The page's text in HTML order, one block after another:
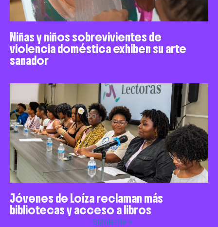
Niñas y niños sobrevivientes de
violencia doméstica exhiben su arte
sanador
Jóvenes de Loíza reclaman más
bibliotecas y acceso a libros
Siguiente »